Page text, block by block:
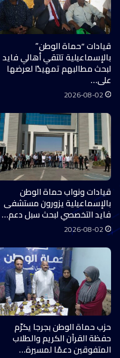
قيادات “حماة الوطن”
بالإسماعيلية تلتقي أهالي فايد
لبحث مطالبهم تمهيدًا لعرضها
على…
2026-08-02
قيادات ونواب حماة الوطن
بالإسماعيلية يزورون مستشفى
فايد التخصصي لبحث سبل دعم…
2026-08-02
حزب حماة الوطن بجرجا يكرّم
حفظة القرآن الكريم والطلاب
المتفوقين دعمًا لمسيرة…